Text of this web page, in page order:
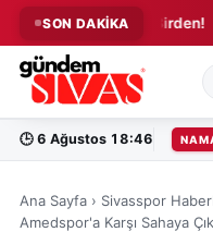
SON DAKİKA
4 İmza Birden! ◆
🕒 6 Ağustos 18:46
Ana Sayfa › Sivasspor
Amedspor'a Karşı Sahaya